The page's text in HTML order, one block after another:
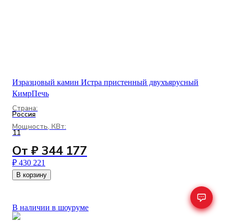
Изразцовый камин Истра пристенный двухъярусный
КимрПечь
Страна:
Россия
Мощность, КВт:
11
От ₽ 344 177
₽ 430 221
В корзину
В наличии в шоуруме